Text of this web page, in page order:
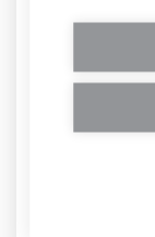
managerovi
všechny
nudné,
angličtině,
složitého